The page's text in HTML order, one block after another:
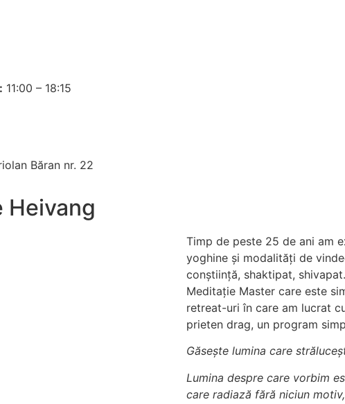
11:00 – 18:15
Băran nr. 22
Heivang
Timp de peste 25 de ani am
yoghine și modalități de
conștiință, shaktipat,
Meditație Master care este
retreat-uri în care am lucrat
prieten drag, un program
Găsește lumina care
Lumina despre care vorbim
care radiază fără niciun